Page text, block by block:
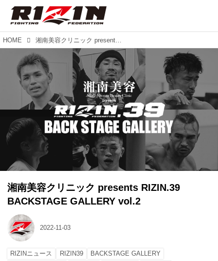
HOME 湘南美容クリニック presents RIZIN.39 BACKSTAGE GALLERY vol.2
湘南美容クリニック presents RIZIN.39
BACKSTAGE GALLERY vol.2
2022-11-03
RIZINニュース RIZIN39
BACKSTAGE GALLERY